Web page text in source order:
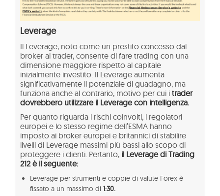
Leverage
Il Leverage, noto come un prestito concesso dal
broker al trader, consente di fare trading con una
dimensione maggiore rispetto al capitale
inizialmente investito. Il Leverage aumenta
significativamente il potenziale di guadagno, ma
funziona anche al contrario, motivo per cui i trader
dovrebbero utilizzare il Leverage con intelligenza.
Per quanto riguarda i rischi coinvolti, i regolatori
europei e lo stesso regime dell’ESMA hanno
imposto ai broker europei e britannici di stabilire
livelli di Leverage massimi più bassi allo scopo di
proteggere i clienti. Pertanto, il Leverage di Trading
212 è il seguente:
Leverage per strumenti e coppie di valute Forex è
fissato a un massimo di 1:30.